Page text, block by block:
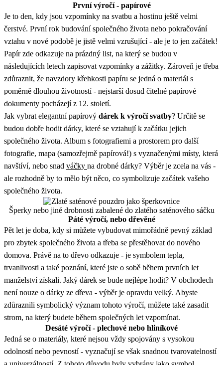
První výročí - papírové
Je to den, kdy jsou vzpomínky na svatbu a hostinu ještě velmi
čerstvé. První rok budování společného života nebo pokračování
vztahu v nové podobě je jistě velmi vzrušující - ale je to jen začátek!
Papír zde odkazuje na prázdný list, na který se budou v
následujících letech zapisovat vzpomínky a zážitky. Zároveň je třeba
zdůraznit, že navzdory křehkosti papíru se jedná o materiál s
poměrně dlouhou životností - nejstarší dosud čitelné papírové
dokumenty pocházejí z 12. století.
Jak vybrat elegantní papírový dárek k výročí svatby? Určitě se
budou dobře hodit dárky, které se vztahují k začátku jejich
společného života. Album s fotografiemi a prostorem pro další
fotografie, mapa (samozřejmě papírová!) s vyznačenými místy, která
navštíví, nebo snad váčky na drobné dárky? Výběr je zcela na vás -
ale rozhodně by to mělo být něco, co symbolizuje začátek vašeho
společného života.
Šperky nebo jiné drobnosti zabalené do zlatého saténového sáčku
Páté výročí, nebo dřevěné
Pět let je doba, kdy si můžete vybudovat mimořádně pevný základ
pro zbytek společného života a třeba se přestěhovat do nového
domova. Právě na to dřevo odkazuje - je symbolem tepla,
trvanlivosti a také poznání, které jste o sobě během prvních let
manželství získali. Jaký dárek se bude nejlépe hodit? V obchodech
není nouze o dárky ze dřeva - výběr je opravdu velký. Abyste
zdůraznili symbolický význam tohoto výročí, můžete také zasadit
strom, na který budete během společných let vzpomínat.
Desáté výročí - plechové nebo hliníkové
Jedná se o materiály, které nejsou vždy spojovány s vysokou
odolností nebo pevností - vyznačují se však snadnou tvarovatelností